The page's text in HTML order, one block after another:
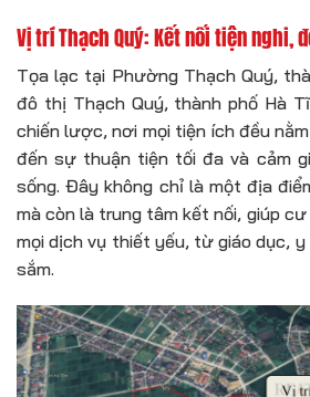
Vị trí Thạch Quý: Kết nối tiện nghi,
Tọa lạc tại Phường Thạch Quý,
đô thị Thạch Quý, thành phố Hà
chiến lược, nơi mọi tiện ích đều
đến sự thuận tiện tối đa và cảm
sống. Đây không chỉ là một địa
mà còn là trung tâm kết nối, giúp
mọi dịch vụ thiết yếu, từ giáo dục,
sắm.